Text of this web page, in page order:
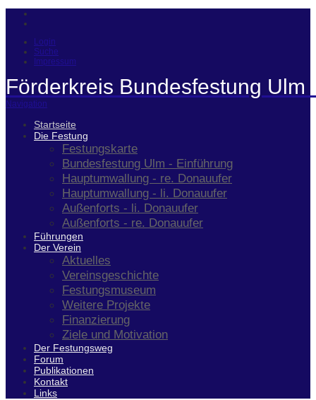
Login
Suche
Impressum
Förderkreis Bundesfestung Ulm
Navigation
Startseite
Die Festung
Festungskarte
Bundesfestung Ulm - Einführung
Hauptumwallung - re. Donauufer
Hauptumwallung - li. Donauufer
Außenforts - li. Donauufer
Außenforts - re. Donauufer
Führungen
Der Verein
Aktuelles
Vereinsgeschichte
Festungsmuseum
Weitere Projekte
Finanzierung
Ziele und Motivation
Der Festungsweg
Forum
Publikationen
Kontakt
Links